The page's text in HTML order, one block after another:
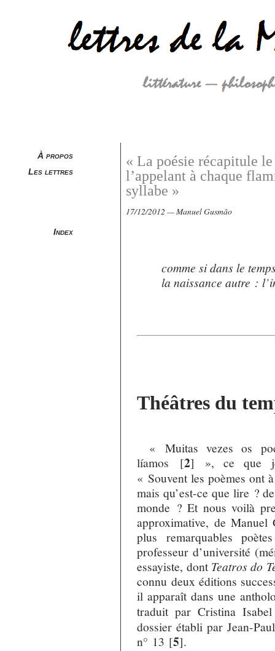
À propos
Les lettres
Index
« La poésie récapitule
l’appelant à chaque
syllabe »
17/12/2012 — Manuel Gusmão
comme si dans le
la naissance autre :
Théâtres du
« Muitas vezes os
líamos [2] », ce que je
« Souvent les poèmes ont
mais qu’est-ce que lire ?
monde ? Et nous voilà
approximative, de Manuel
plus remarquables
professeur d’université
essayiste, dontTeatros do
connu deux éditions
il apparaît dans une
traduit par Cristina
dossier établi par Jean-
n° 13 [5].